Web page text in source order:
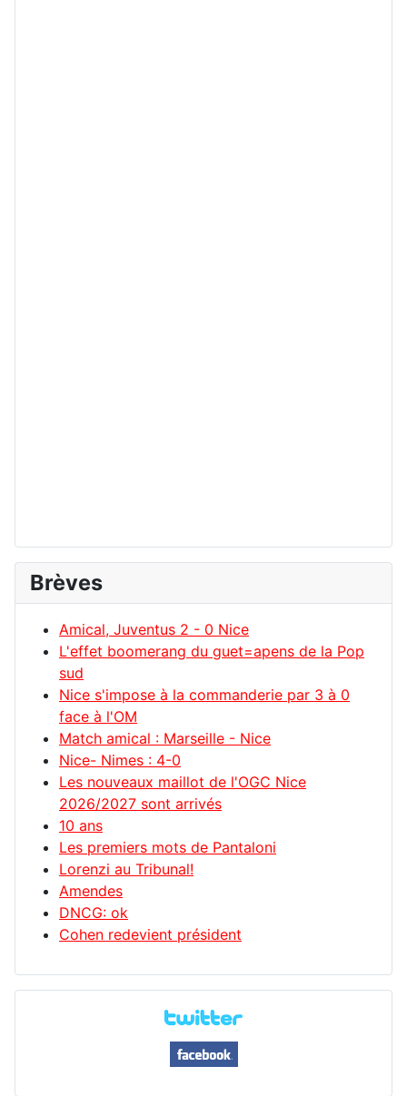
Brèves
Amical, Juventus 2 - 0 Nice
L'effet boomerang du guet=apens de la Pop
sud
Nice s'impose à la commanderie par 3 à 0
face à l'OM
Match amical : Marseille - Nice
Nice- Nimes : 4-0
Les nouveaux maillot de l'OGC Nice
2026/2027 sont arrivés
10 ans
Les premiers mots de Pantaloni
Lorenzi au Tribunal!
Amendes
DNCG: ok
Cohen redevient président